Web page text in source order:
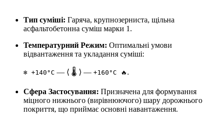
Тип суміші: Гаряча, крупнозерниста, щільна
асфальтобетонна суміш марки 1.
Температурний Режим: Оптимальні умови
відвантаження та укладання суміші:
❄️ +140°C — ⟨ 🌡️ ⟩ — +160°C 🔥 .
Сфера Застосування: Призначена для формування
міцного нижнього (вирівнюючого) шару дорожнього
покриття, що приймає основні навантаження.